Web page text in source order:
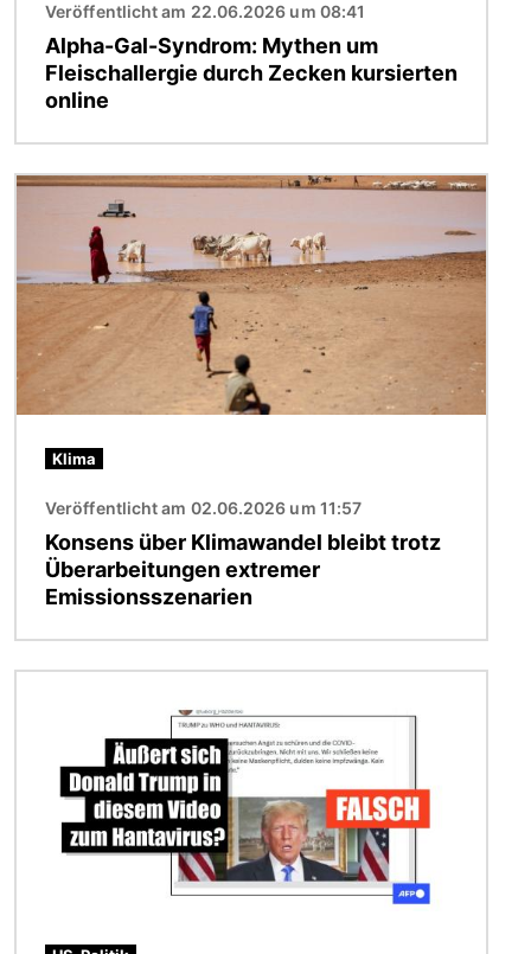
Veröffentlicht am 22.06.2026 um 08:41
Alpha-Gal-Syndrom: Mythen um
Fleischallergie durch Zecken kursierten
online
Bild
Klima
Veröffentlicht am 02.06.2026 um 11:57
Konsens über Klimawandel bleibt trotz
Überarbeitungen extremer
Emissionsszenarien